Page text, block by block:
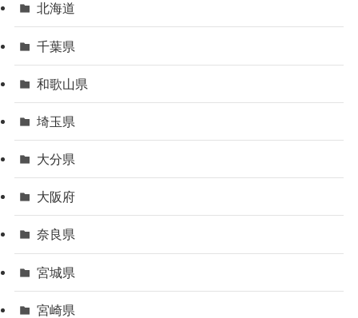
北海道
千葉県
和歌山県
埼玉県
大分県
大阪府
奈良県
宮城県
宮崎県